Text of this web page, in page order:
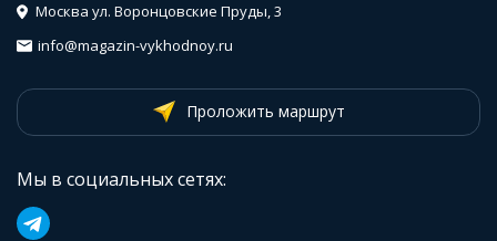
Москва ул. Воронцовские Пруды, 3
info@magazin-vykhodnoy.ru
Проложить маршрут
Мы в социальных сетях: